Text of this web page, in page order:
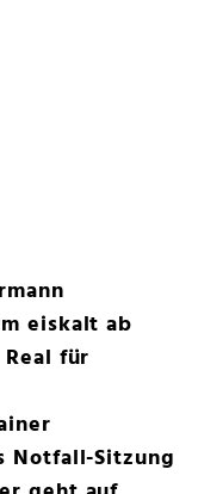
eiskalt ab
für
Notfall-Sitzung